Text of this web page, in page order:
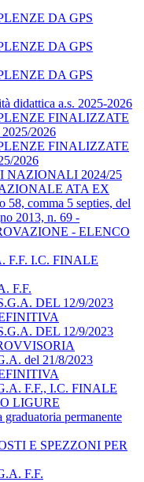
DA GPS
DA GPS
DA GPS
didattica a.s. 2025-2026
FINALIZZATE
2026
FINALIZZATE
2026
NAZIONALI 2024/25
ATA EX
comma 5 septies, del
2013, n. 69 -
- ELENCO
F.F. I.C. FINALE
F.F.
DEL 12/9/2023
DEL 12/9/2023
del 21/8/2023
F.F., I.C. FINALE
LIGURE
permanente
E SPEZZONI PER
F.F.